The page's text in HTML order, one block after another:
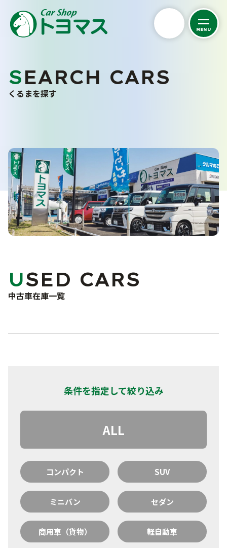
MENU
トヨマスクオリティ
お客さまの声
採用情報
くるまを探す
バリューパック
くるま買い取り査定
ご購入から納車まで
カーケア
車検
点検・一般修理
サポート
よくあるご質問
SEARCH CARS
くるまを探す
USED CARS
中古車在庫一覧
条件を指定して絞り込み
ALL
コンパクト SUV
ミニバン セダン
商用車（貨物） 軽自動車